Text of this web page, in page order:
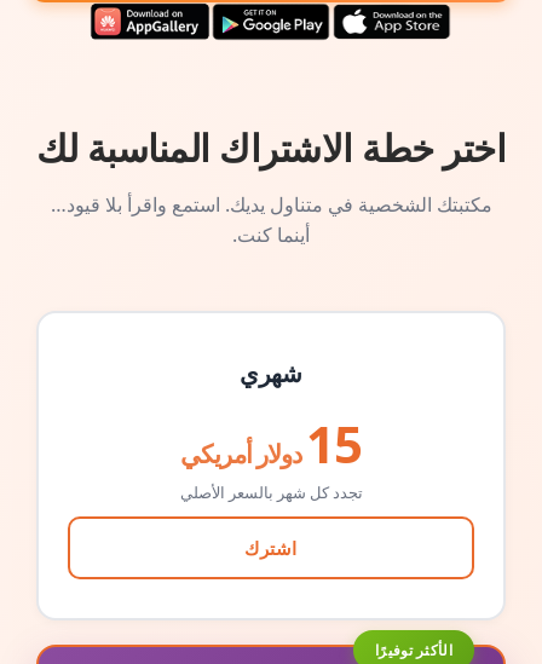
اختر خطة الاشتراك المناسبة لك
مكتبتك الشخصية في متناول يديك. استمع واقرأ بلا قيود…
أينما كنت.
شهري
15 دولار أمريكي
تجدد كل شهر بالسعر الأصلي
اشترك
الأكثر توفيرًا